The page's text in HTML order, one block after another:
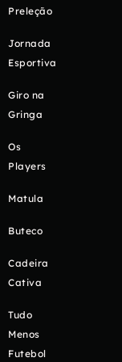
Preleção
Jornada
Esportiva
Giro na
Gringa
Os
Players
Matula
Buteco
Cadeira
Cativa
Tudo
Menos
Futebol